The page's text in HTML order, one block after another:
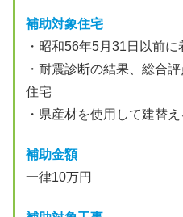
補助対象住宅
・昭和56年5月31日以前
・耐震診断の結果、総合
住宅
・県産材を使用して建替
補助金額
一律10万円